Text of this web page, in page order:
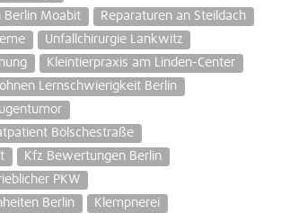
Berlin Moabit
Reparaturen an Steildach
Unfallchirurgie Lankwitz
Kleintierpraxis am Linden-Center
Lernschwierigkeit Berlin
Bölschestraße
Kfz Bewertungen Berlin
PKW
Berlin
Klempnerei